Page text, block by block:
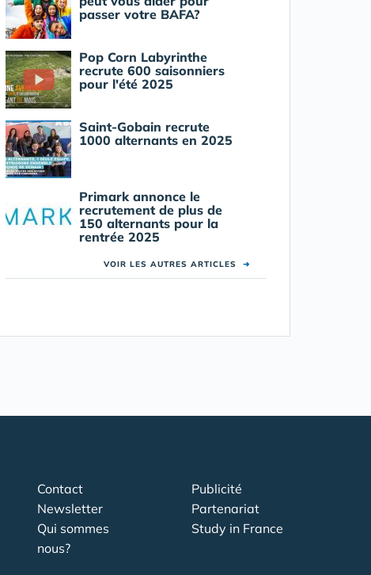
passer votre BAFA?
Pop Corn Labyrinthe
recrute 600 saisonniers
pour l'été 2025
Saint-Gobain recrute
1000 alternants en 2025
Primark annonce le
recrutement de plus de
150 alternants pour la
rentrée 2025
VOIR LES AUTRES ARTICLES ➜
Contact
Newsletter
Qui sommes
nous?
Publicité
Partenariat
Study in France